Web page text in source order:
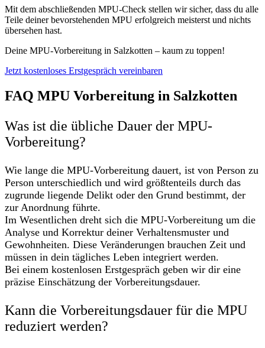
Mit dem abschließenden MPU-Check stellen wir sicher, dass du alle
Teile deiner bevorstehenden MPU erfolgreich meisterst und nichts
übersehen hast.
Deine MPU-Vorbereitung in Salzkotten – kaum zu toppen!
Jetzt kostenloses Erstgespräch vereinbaren
FAQ MPU Vorbereitung in Salzkotten
Was ist die übliche Dauer der MPU-
Vorbereitung?
Wie lange die MPU-Vorbereitung dauert, ist von Person zu
Person unterschiedlich und wird größtenteils durch das
zugrunde liegende Delikt oder den Grund bestimmt, der
zur Anordnung führte.
Im Wesentlichen dreht sich die MPU-Vorbereitung um die
Analyse und Korrektur deiner Verhaltensmuster und
Gewohnheiten. Diese Veränderungen brauchen Zeit und
müssen in dein tägliches Leben integriert werden.
Bei einem kostenlosen Erstgespräch geben wir dir eine
präzise Einschätzung der Vorbereitungsdauer.
Kann die Vorbereitungsdauer für die MPU
reduziert werden?